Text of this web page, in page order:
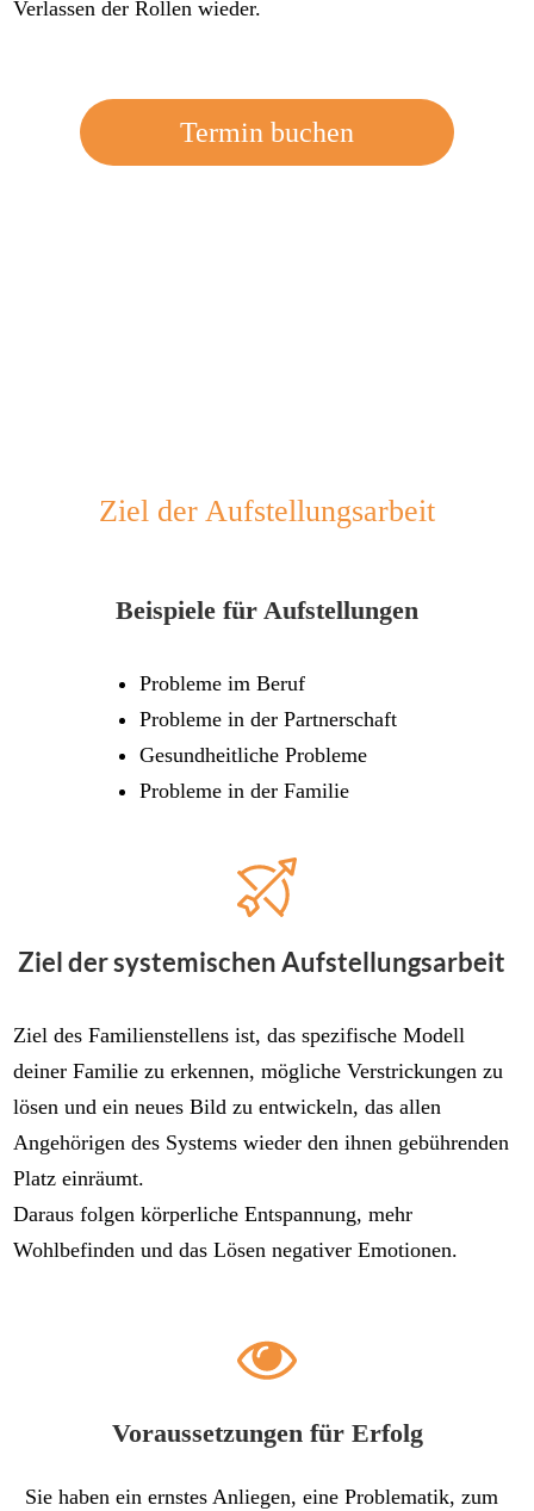
Verlassen der Rollen wieder.
Termin buchen
Ziel der Aufstellungsarbeit
Beispiele für Aufstellungen
Probleme im Beruf
Probleme in der Partnerschaft
Gesundheitliche Probleme
Probleme in der Familie
Ziel der systemischen Aufstellungsarbeit
Ziel des Familienstellens ist, das spezifische Modell
deiner Familie zu erkennen, mögliche Verstrickungen zu
lösen und ein neues Bild zu entwickeln, das allen
Angehörigen des Systems wieder den ihnen gebührenden
Platz einräumt.
Daraus folgen körperliche Entspannung, mehr
Wohlbefinden und das Lösen negativer Emotionen.
Voraussetzungen für Erfolg
Sie haben ein ernstes Anliegen, eine Problematik, zum